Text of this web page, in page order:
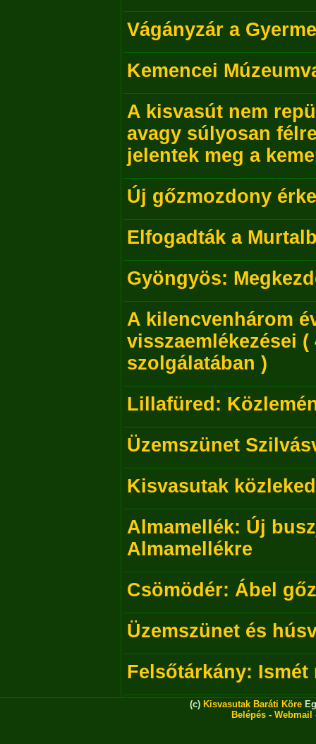
Vágányzár a
Kemencei
A kisvasút nem
avagy súlyosan
jelentek meg a
Új gőzmozdony
Elfogadták a
Gyöngyös:
A kilencvenhárom
visszaemlékezései
szolgálatában )
Lillafüred:
Üzemszünet
Kisvasutak
Almamellék: Új
Almamellékre
Csömödér: Ábel
Üzemszünet és
Felsőtárkány:
(c) Kisvasutak Baráti Köre
Belépés - Webmail